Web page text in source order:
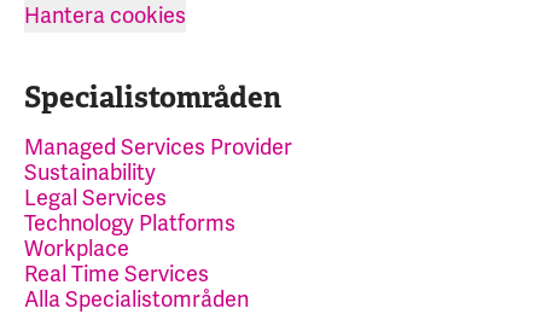
Hantera cookies
Specialistområden
Managed Services Provider
Sustainability
Legal Services
Technology Platforms
Workplace
Real Time Services
Alla Specialistområden